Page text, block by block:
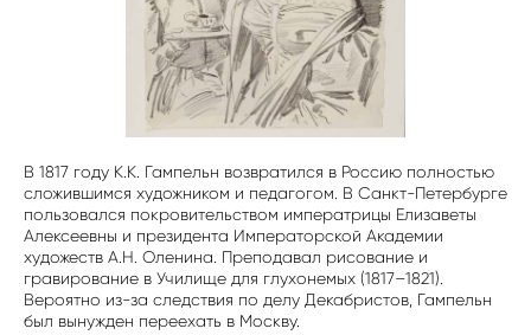
В 1817 году К.К. Гампельн возвратился в Россию полностью
сложившимся художником и педагогом. В Санкт-Петербурге
пользовался покровительством императрицы Елизаветы
Алексеевны и президента Императорской Академии
художеств А.Н. Оленина. Преподавал рисование и
гравирование в Училище для глухонемых (1817–1821).
Вероятно из-за следствия по делу Декабристов, Гампельн
был вынужден переехать в Москву.